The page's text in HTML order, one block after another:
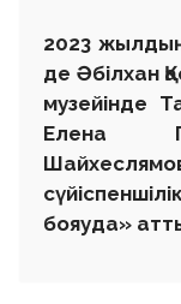
2023
де Әбілхан
музейінде
Елена
бояуда»